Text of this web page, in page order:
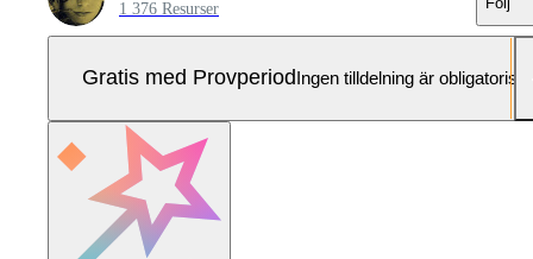
1 376 Resurser
Gratis med ProvperiodIngen tilldelning är obligatorisk